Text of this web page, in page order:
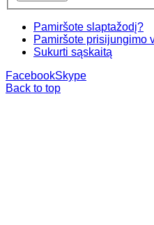
Pamiršote slaptažodį?
Pamiršote prisijungimo
Sukurti sąskaitą
FacebookSkype
Back to top